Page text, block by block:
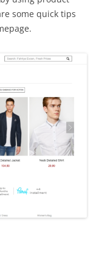
some quick tips